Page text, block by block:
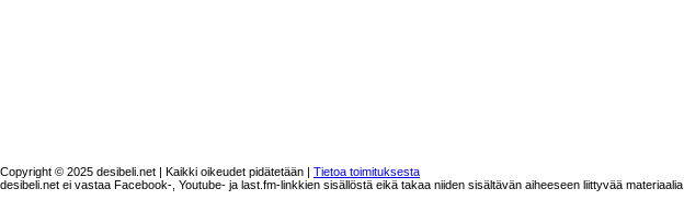
Copyright © 2025 desibeli.net | Kaikki oikeudet pidätetään | Tietoa toimituksesta
desibeli.net ei vastaa Facebook-, Youtube- ja last.fm-linkkien sisällöstä eikä takaa niiden sisältävän aiheeseen liittyvää materiaalia.